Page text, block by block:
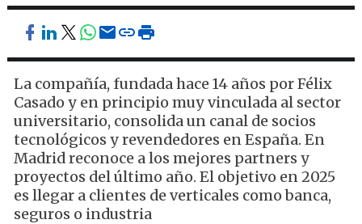
La compañía, fundada hace 14 años por Félix
Casado y en principio muy vinculada al sector
universitario, consolida un canal de socios
tecnológicos y revendedores en España. En
Madrid reconoce a los mejores partners y
proyectos del último año. El objetivo en 2025
es llegar a clientes de verticales como banca,
seguros o industria